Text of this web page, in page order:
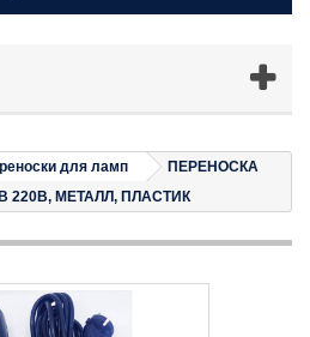
для ламп
ПЕРЕНОСКА
МЕТАЛЛ, ПЛАСТИК